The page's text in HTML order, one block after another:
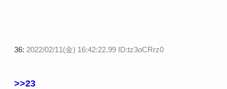
36: 2022/02/11(金) 16:42:22.99 ID:tz3oCRrz0
>>23